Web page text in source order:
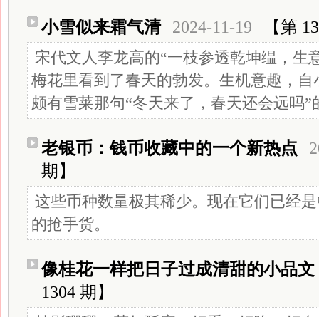
小雪似来霜气清 2024-11-19 【第
宋代文人李龙高的“一枝参透乾坤缊，生
梅花里看到了春天的勃发。生机意趣，
颇有雪莱那句“冬天来了，春天还会远吗”
老银币：钱币收藏中的一个新热点
期】
这些币种数量极其稀少。现在它们已经
的抢手货。
像桂花一样把日子过成清甜的小品文
1304 期】